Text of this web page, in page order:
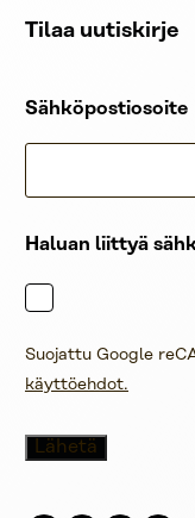
Tilaa uutiskirje
Sähköpostiosoite
Haluan liittyä
Suojattu Google
käyttöehdot.